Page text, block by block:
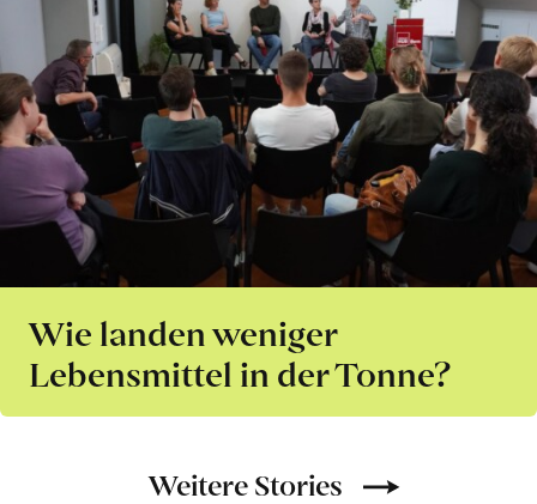
Wie landen weniger
Lebensmittel in der Tonne?
Weitere Stories